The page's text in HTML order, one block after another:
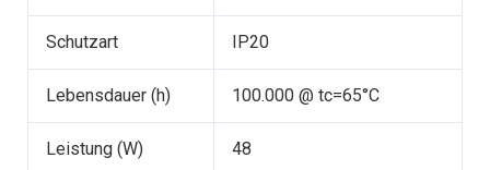
Schutzart IP20
Lebensdauer (h) 100.000 @ tc=65°C
Leistung (W) 48